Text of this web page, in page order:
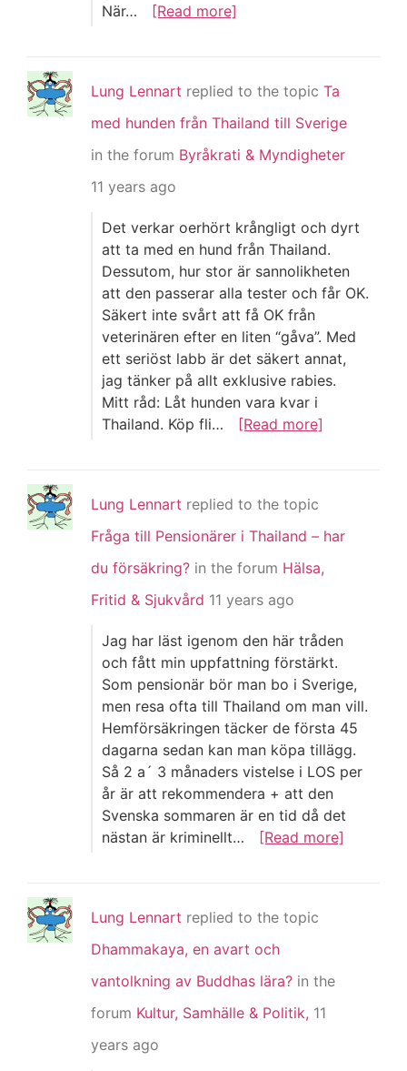
När…
[Read more]
Lung Lennart replied to the topic Ta
med hunden från Thailand till Sverige
in the forum Byråkrati & Myndigheter
11 years ago
Det verkar oerhört krångligt och dyrt
att ta med en hund från Thailand.
Dessutom, hur stor är sannolikheten
att den passerar alla tester och får OK.
Säkert inte svårt att få OK från
veterinären efter en liten “gåva”. Med
ett seriöst labb är det säkert annat,
jag tänker på allt exklusive rabies.
Mitt råd: Låt hunden vara kvar i
Thailand. Köp fli…
[Read more]
Lung Lennart replied to the topic
Fråga till Pensionärer i Thailand – har
du försäkring? in the forum Hälsa,
Fritid & Sjukvård 11 years ago
Jag har läst igenom den här tråden
och fått min uppfattning förstärkt.
Som pensionär bör man bo i Sverige,
men resa ofta till Thailand om man vill.
Hemförsäkringen täcker de första 45
dagarna sedan kan man köpa tillägg.
Så 2 a´ 3 månaders vistelse i LOS per
år är att rekommendera + att den
Svenska sommaren är en tid då det
nästan är kriminellt…
[Read more]
Lung Lennart replied to the topic
Dhammakaya, en avart och
vantolkning av Buddhas lära? in the
forum Kultur, Samhälle & Politik, 11
years ago